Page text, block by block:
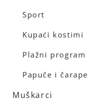
Sport
Kupaći kostimi
Plažni program
Papuče i čarape
Muškarci